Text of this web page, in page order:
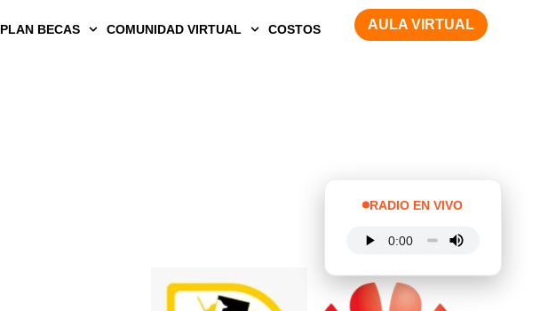
PLAN BECAS COMUNIDAD VIRTUAL COSTOS AULA VIRTUAL
RADIO EN VIVO